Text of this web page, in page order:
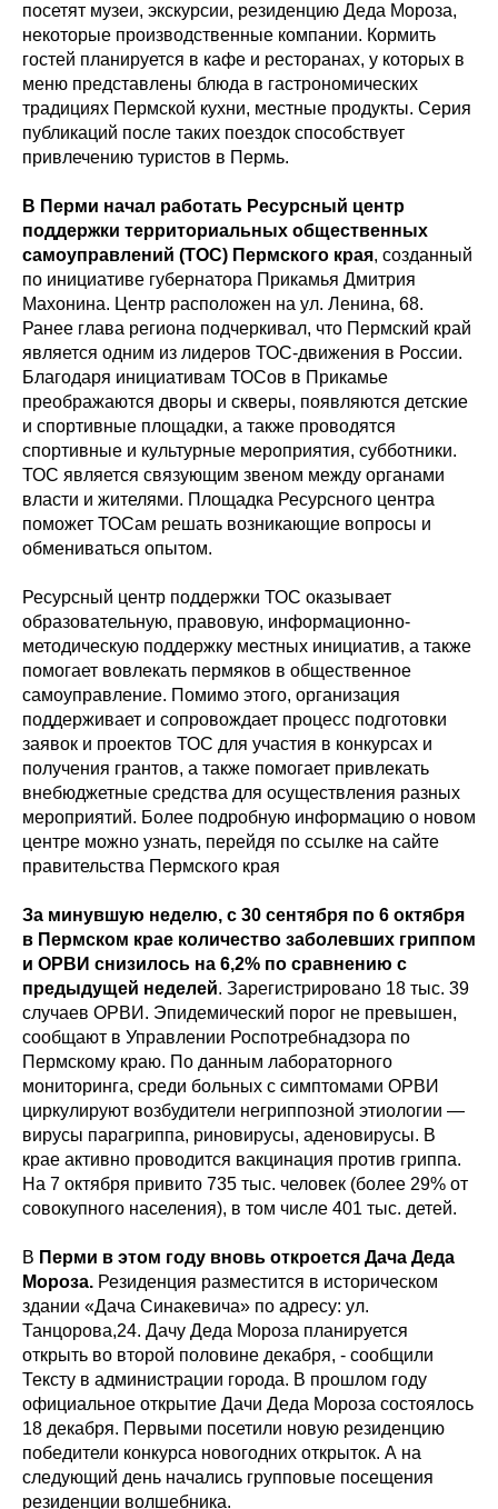
посетят музеи, экскурсии, резиденцию Деда Мороза,
некоторые производственные компании. Кормить
гостей планируется в кафе и ресторанах, у которых в
меню представлены блюда в гастрономических
традициях Пермской кухни, местные продукты. Серия
публикаций после таких поездок способствует
привлечению туристов в Пермь.
В Перми начал работать Ресурсный центр
поддержки территориальных общественных
самоуправлений (ТОС) Пермского края, созданный
по инициативе губернатора Прикамья Дмитрия
Махонина. Центр расположен на ул. Ленина, 68.
Ранее глава региона подчеркивал, что Пермский край
является одним из лидеров ТОС-движения в России.
Благодаря инициативам ТОСов в Прикамье
преображаются дворы и скверы, появляются детские
и спортивные площадки, а также проводятся
спортивные и культурные мероприятия, субботники.
ТОС является связующим звеном между органами
власти и жителями. Площадка Ресурсного центра
поможет ТОСам решать возникающие вопросы и
обмениваться опытом.
Ресурсный центр поддержки ТОС оказывает
образовательную, правовую, информационно-
методическую поддержку местных инициатив, а также
помогает вовлекать пермяков в общественное
самоуправление. Помимо этого, организация
поддерживает и сопровождает процесс подготовки
заявок и проектов ТОС для участия в конкурсах и
получения грантов, а также помогает привлекать
внебюджетные средства для осуществления разных
мероприятий. Более подробную информацию о новом
центре можно узнать, перейдя по ссылке на сайте
правительства Пермского края
За минувшую неделю, с 30 сентября по 6 октября
в Пермском крае количество заболевших гриппом
и ОРВИ снизилось на 6,2% по сравнению с
предыдущей неделей. Зарегистрировано 18 тыс. 39
случаев ОРВИ. Эпидемический порог не превышен,
сообщают в Управлении Роспотребнадзора по
Пермскому краю. По данным лабораторного
мониторинга, среди больных с симптомами ОРВИ
циркулируют возбудители негриппозной этиологии —
вирусы парагриппа, риновирусы, аденовирусы. В
крае активно проводится вакцинация против гриппа.
На 7 октября привито 735 тыс. человек (более 29% от
совокупного населения), в том числе 401 тыс. детей.
В Перми в этом году вновь откроется Дача Деда
Мороза. Резиденция разместится в историческом
здании «Дача Синакевича» по адресу: ул.
Танцорова,24. Дачу Деда Мороза планируется
открыть во второй половине декабря, - сообщили
Тексту в администрации города. В прошлом году
официальное открытие Дачи Деда Мороза состоялось
18 декабря. Первыми посетили новую резиденцию
победители конкурса новогодних открыток. А на
следующий день начались групповые посещения
резиденции волшебника.